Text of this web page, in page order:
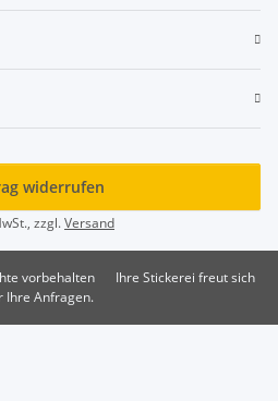
widerrufen
zzgl.Versand
vorbehalten
Ihre Stickerei freut sich
Ihre Anfragen.